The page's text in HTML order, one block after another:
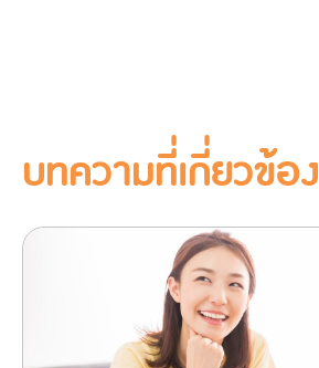
บทความที่เกี่ยวข้อง